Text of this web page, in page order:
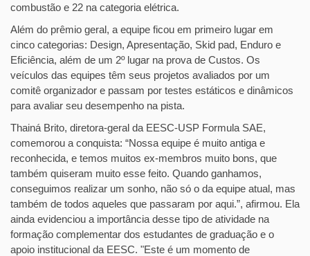
combustão e 22 na categoria elétrica.
Além do prêmio geral, a equipe ficou em primeiro lugar em
cinco categorias: Design, Apresentação, Skid pad, Enduro e
Eficiência, além de um 2º lugar na prova de Custos. Os
veículos das equipes têm seus projetos avaliados por um
comitê organizador e passam por testes estáticos e dinâmicos
para avaliar seu desempenho na pista.
Thainá Brito, diretora-geral da EESC-USP Formula SAE,
comemorou a conquista: “Nossa equipe é muito antiga e
reconhecida, e temos muitos ex-membros muito bons, que
também quiseram muito esse feito. Quando ganhamos,
conseguimos realizar um sonho, não só o da equipe atual, mas
também de todos aqueles que passaram por aqui.”, afirmou. Ela
ainda evidenciou a importância desse tipo de atividade na
formação complementar dos estudantes de graduação e o
apoio institucional da EESC. "Este é um momento de